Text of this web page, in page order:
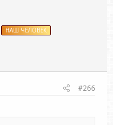
НАШ ЧЕЛОВЕК
#266